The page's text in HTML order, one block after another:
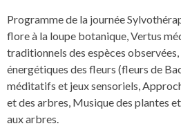
Programme de la journée
flore à la loupe botanique, Vertus
traditionnels des espèces
énergétiques des fleurs (fleurs de
méditatifs et jeux sensoriels,
et des arbres, Musique des plantes
aux arbres.